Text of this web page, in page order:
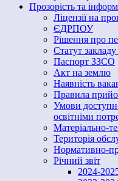
Прозорість та
Ліцензії на
ЄДРПОУ
Рішення про
Статут закладу
Паспорт ЗЗСО
Акт на землю
Наявність
Правила
Умови
освітніми
Матеріально-
Територія
Нормативно-
Річний звіт
2024-